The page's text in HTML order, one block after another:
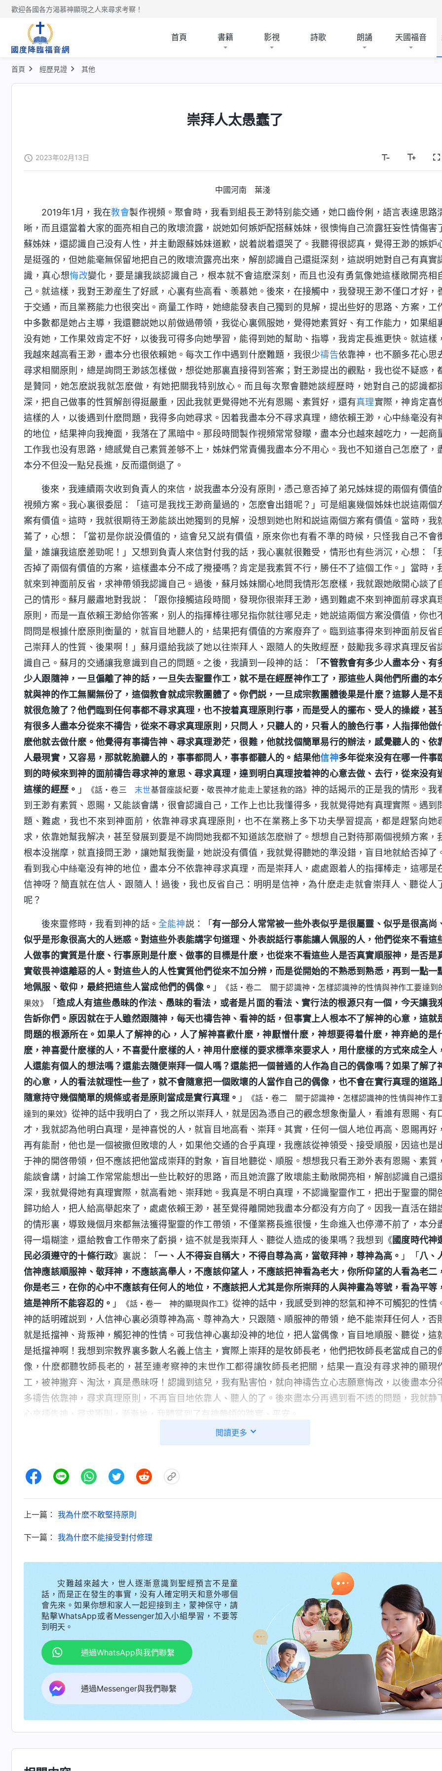
歡迎各國各方渴慕神顯現之人來尋求考察！
首頁 書籍 影視 詩歌 朗誦 天國福音
首頁 經歷見證 其他
崇拜人太愚蠢了
2023年02月13日
中國河南 葉淺
2019年1月，我在教會製作視頻。聚會時，我看到組長王渺特别能交通，她口齒伶俐，語言表達思路
晰，而且還當着大家的面亮相自己的敗壞流露，説她如何嫉妒配搭蘇姊妹，很懊悔自己流露狂妄性情傷害
蘇姊妹，還認識自己没有人性，并主動跟蘇姊妹道歉，説着説着還哭了。我聽得很認真，覺得王渺的嫉妒
是挺强的，但她能毫無保留地把自己的敗壞流露亮出來，解剖認識自己還挺深刻，這説明她對自己有真實
識，真心想悔改變化，要是讓我談認識自己，根本就不會這麽深刻，而且也没有勇氣像她這樣敞開亮相
己。就這樣，我對王渺産生了好感，心裏有些高看、羡慕她。後來，在接觸中，我發現王渺不僅口才好，
于交通，而且業務能力也很突出。商量工作時，她總能發表自己獨到的見解，提出些好的思路、方案，工
中多數都是她占主導，我還聽説她以前做過帶領，我從心裏佩服她，覺得她素質好、有工作能力，如果組
没有她，工作果效肯定不好，以後我可得多向她學習，能得到她的幫助、指導，我肯定長進更快。就這樣，
我越來越高看王渺，盡本分也很依賴她。每次工作中遇到什麽難題，我很少禱告依靠神，也不願多花心思
尋求相關原則，總是詢問王渺該怎樣做，想從她那裏直接得到答案；對王渺提出的觀點，我也從不疑惑，
是贊同，她怎麽説我就怎麽做，有她把關我特别放心。而且每次聚會聽她談經歷時，她對自己的認識都
深，把自己做事的性質解剖得挺嚴重，因此我就更覺得她不光有恩賜、素質好，還有真理實際，神肯定喜
這樣的人，以後遇到什麽問題，我得多向她尋求。因着我盡本分不尋求真理，總依賴王渺，心中絲毫没有
的地位，結果神向我掩面，我落在了黑暗中。那段時間製作視頻常常發矇，盡本分也越來越吃力，一起商
工作我也没有思路，總感覺自己素質差够不上，姊妹們常責備我盡本分不用心。我也不知道自己怎麽了，
本分不但没一點兒長進，反而還倒退了。
後來，我連續兩次收到負責人的來信，説我盡本分没有原則，憑己意否掉了弟兄姊妹提的兩個有價值
視頻方案。我心裏很委屈：「這可是我找王渺商量過的，怎麽會出錯呢？」可是組裏幾個姊妹也説這兩個
案有價值。這時，我就很期待王渺能談出她獨到的見解，没想到她也附和説這兩個方案有價值。當時，我
蔫了，心想：「當初是你説没價值的，這會兒又説有價值，原來你也有看不準的時候，只怪我自己不會
量，誰讓我這麽差勁呢！」又想到負責人來信對付我的話，我心裏就很難受，情形也有些消沉，心想：「
否掉了兩個有價值的方案，這樣盡本分不成了攪擾嗎？肯定是我素質不行，勝任不了這個工作。」當時，
就來到神面前反省，求神帶領我認識自己。過後，蘇月姊妹關心地問我情形怎麽樣，我就跟她敞開心談了
己的情形。蘇月嚴肅地對我説：「跟你接觸這段時間，發現你很崇拜王渺，遇到難處不來到神面前尋求真
原則，而是一直依賴王渺給你答案，别人的指揮棒往哪兒指你就往哪兒走，她説這兩個方案没價值，你也
問問是根據什麽原則衡量的，就盲目地聽人的，結果把有價值的方案廢弃了。臨到這事得來到神面前反省
己崇拜人的性質、後果啊！」蘇月還給我談了她以往崇拜人、跟隨人的失敗經歷，鼓勵我多尋求真理反省
識自己。蘇月的交通讓我意識到自己的問題。之後，我讀到一段神的話：「不管教會有多少人盡本分、有
少人跟隨神，一旦偏離了神的話，一旦失去聖靈作工，就不是在經歷神作工了，那這些人與他們所盡的本
就與神的作工無關無份了，這個教會就成宗教團體了。你們説，一旦成宗教團體後果是什麽？這夥人是不
就很危險了？他們臨到任何事都不尋求真理，也不按着真理原則行事，而是受人的擺布、受人的操縱，甚
有很多人盡本分從來不禱告，從來不尋求真理原則，只問人，只聽人的，只看人的臉色行事，人指揮他做
麽他就去做什麽。他覺得有事禱告神、尋求真理渺茫，很難，他就找個簡單易行的辦法，感覺聽人的、依
人最現實，又容易，那就乾脆聽人的，事事都問人，事事都聽人的。結果他信神多年從來没有在哪一件事
到的時候來到神的面前禱告尋求神的意思、尋求真理，達到明白真理按着神的心意去做、去行，從來没有
這樣的經歷。 」 《話・卷三末世基督座談紀要・敬畏神才能走上蒙拯救的路》 神的話揭示的正是我的情形。我
到王渺有素質、恩賜，又能談會講，很會認識自己，工作上也比我懂得多，我就覺得她有真理實際。遇到
題、難處，我也不來到神面前，依靠神尋求真理原則，也不在業務上多下功夫學習提高，都是趕緊向她
求，依靠她幫我解决，甚至發展到要是不詢問她我都不知道該怎麽辦了。想想自己對待那兩個視頻方案，
根本没揣摩，就直接問王渺，讓她幫我衡量，她説没有價值，我就覺得聽她的準没錯，盲目地就給否掉了
看到我心中絲毫没有神的地位，盡本分不依靠神尋求真理，而是崇拜人，處處跟着人的指揮棒走，這哪是
信神呀？簡直就在信人、跟隨人！過後，我也反省自己：明明是信神，為什麽走走就會崇拜人、聽從人
呢？
後來靈修時，我看到神的話。全能神説：「有一部分人常常被一些外表似乎是很屬靈、似乎是很高尚
似乎是形象很高大的人迷惑。對這些外表能講字句道理、外表説話行事能讓人佩服的人，他們從來不看這
人做事的實質是什麽、行事原則是什麽、做事的目標是什麽，也從來不看這些人是否真實順服神，是否是
實敬畏神遠離惡的人。對這些人的人性實質他們從來不加分辨，而是從開始的不熟悉到熟悉，再到一點一
地佩服、敬仰，最終把這些人當成他們的偶像。 」
《話・卷二 關于認識神・怎樣認識神的性情與神作工要達到
果效》
「造成人有這些愚昧的作法、愚昧的看法，或者是片面的看法、實行法的根源只有一個，今天讓我
告訴你們。原因就在于人雖然跟隨神，每天也禱告神、看神的話，但事實上人根本不了解神的心意，這就
問題的根源所在。如果人了解神的心，人了解神喜歡什麽，神厭憎什麽，神想要得着什麽，神弃絶的是
麽，神喜愛什麽樣的人，不喜愛什麽樣的人，神用什麽樣的要求標準來要求人，用什麽樣的方式來成全人
人還能有個人的想法嗎？還能去隨便崇拜一個人嗎？還能把一個普通的人作為自己的偶像嗎？如果了解了
的心意，人的看法就理性一些了，就不會隨意把一個敗壞的人當作自己的偶像，也不會在實行真理的道路
隨意持守幾個簡單的規條或者是原則當成是實行真理。 」
《話・卷二 關于認識神・怎樣認識神的性情與神作工
達到的果效》 從神的話中我明白了，我之所以崇拜人，就是因為憑自己的觀念想象衡量人，看誰有恩賜、有
才，我就認為他明白真理，是神喜悦的人，就盲目地高看、崇拜。其實，任何一個人地位再高、恩賜再好，
再有能耐，他也是一個被撒但敗壞的人，如果他交通的合乎真理，我應該從神領受、接受順服，因這也是
于神的開啓帶領，但不應該把他當成崇拜的對象，盲目地聽從、順服。想想我只看王渺外表有恩賜、素質，
能談會講，討論工作常常能想出一些比較好的思路，而且她流露了敗壞能主動敞開亮相，解剖認識自己還
深，我就覺得她有真理實際，就高看她、崇拜她。我真是不明白真理，不認識聖靈作工，把出于聖靈的開
歸功給人，把人給高舉起來了，處處依賴王渺，甚至覺得離開她我盡本分都没有方向了。因我一直活在錯
的情形裏，導致幾個月來都無法獲得聖靈的作工帶領，不僅業務長進很慢，生命進入也停滯不前了，本分
得一塌糊塗，還給教會工作帶來了虧損，這不就是我崇拜人、聽從人造成的後果嗎？我想到《國度時代神
民必須遵守的十條行政》裏説：「一、人不得妄自稱大，不得自尊為高，當敬拜神，尊神為高。 」「 八、
信神應該順服神、敬拜神，不應該高舉人，不應該仰望人，不應該把神看為老大，你所仰望的人看為老二
你是老三，在你的心中不應該有任何人的地位，不應該把人尤其是你所崇拜的人與神畫為等號，看為平等
這是神所不能容忍的。 」 《話・卷一 神的顯現與作工》從神的話中，我感受到神的怒氣和神不可觸犯的性情
神的話明確説到，人信神心裏必須尊神為高、尊神為大，只跟隨、順服神的帶領，絶不能崇拜任何人，否
就是抵擋神、背叛神，觸犯神的性情。可我信神心裏却没神的地位，把人當偶像，盲目地順服、聽從，這
是抵擋神啊！我想到宗教界裏多數人名義上信主，實際上崇拜的是牧師長老，他們把牧師長老當成自己的
像，什麽都聽牧師長老的，甚至連考察神的末世作工都得讓牧師長老把關，結果一直没有尋求神的顯現
工，被神撇弃、淘汰，真是愚昧呀！認識到這兒，我有點害怕，就向神禱告立心志願意悔改，以後盡本分
多禱告依靠神，尋求真理原則，不再盲目地依靠人、聽人的了。後來盡本分再遇到看不透的問題，我就静
心來禱告神，尋求原則，漸漸地，我體嘗到了有神帶領的踏實、平安。
當我慢慢扭轉了不對的情形時，我對王渺也有了分辨。我發現她聚會總搞一言堂，而且她每次談認識自
工作果效，林然姊妹談了自己的觀點，我們都覺得挺不錯的。王渺聽後就有些不高興了，她故意岔開話題，
還指責、對付林然學習業務太慢，導致林然活在了消極情形中。過後，王渺在聚會中敞開自己説，那天她對
付林然是帶有存心的，因為林然提出的思路有亮點，壓過她了，使她這個組長很没面子，所以她就故意抓
林然的缺點指責姊妹，好讓姊妹難堪，這樣才能顯出她有能耐。她還説自己没有人性，是敵基督，説自己不
該這樣對待林然，願意悔改。看着王渺邊談認識自己還邊笑，一點兒不像懊悔的樣子，我就感覺她談認識自
己狂妄自大、人性不好，又是懊悔又是流泪，説願意悔改，可過後没任何的變化，這也不是真實認識自
呀！過後，我就和配搭的姊妹一起指點、幫助王渺。當時，她把我們説的都記了下來，邊寫邊哭。我想着她
都難受得哭了，説明她意識到自己的問題了，以後肯定會扭轉的。没想到從那之後，王渺就像變了個人似
的，對我們帶搭不理。討論工作時，對我們發表的觀點，她常常一口否决，説話很强勢，不給人商量的餘
地，最後都得按着她的意思來，大家很受她轄制，覺得跟她相處越來越難。王渺這樣的表現讓我很吃驚，原
來她對我們的指點、幫助一點兒没接受，她根本不是接受真理的人。過後我就想：王渺這麽會解剖認識
己，為什麽臨到事却不實行真理，没有真實的轉變、進入呢？一次靈修時，我看到神的話説：「有的人交通
認識自己張口就來，『我是魔鬼，我是活撒但，我是抵擋神的，我悖逆神，我背叛神，我是毒蛇，我是
人，該受咒詛』，這是不是真實的認識自己？他只説些籠統的話，為什麽不舉例説明呢？為什麽不把自己
的醜事拿出來解剖亮相呢？有些没分辨的人聽完還覺得，『這才是真實認識自己啊！把自己都認識成魔鬼
但了，還能咒詛自己，這是多高的境界啊！』有許多人，尤其初信的人，就容易受這些話迷惑，覺得這個
閲讀更多
上一篇： 我為什麽不敢堅持原則
下一篇： 我為什麽不能接受對付修理
灾難越來越大，世人逐漸意識到聖經預言不是童
話，而是正在發生的事實，没有人確定明天和意外哪個
會先來。如果你想和家人一起迎接到主，蒙神保守，請
點擊WhatsApp或者Messenger加入小組學習，不要等
到明天。
通過WhatsApp與我們聯繫
通過Messenger與我們聯繫